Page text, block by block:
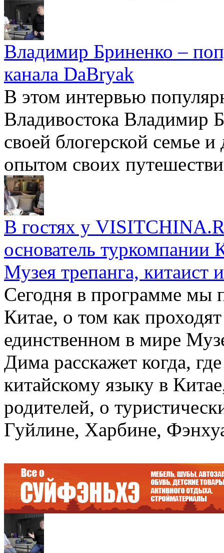
Владимир Бриненко –
канала DaBryak
В этом интервью
Владивостока Владимир
своей блогерской семье
опытом своих
В гостях у
основатель
Музея трепанга, китаист
Сегодня в программе мы
Китае, о том как
единственном в мире
Дима расскажет когда,
китайскому языку в
родителей, о
Гуйлине, Харбине,